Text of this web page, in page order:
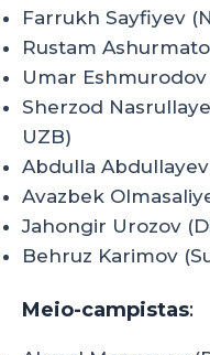
Farrukh Sayfiyev
Rustam
Umar Eshmurodov
Sherzod
UZB)
Abdulla Abdullayev
Avazbek
Jahongir Urozov
Behruz Karimov
Meio-campistas: